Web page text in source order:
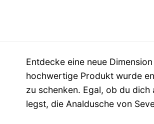
Entdecke eine neue
hochwertige Produkt wurde
zu schenken. Egal, ob du
legst, die Analdusche von